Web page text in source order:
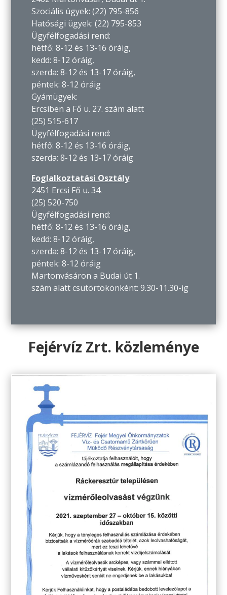
Szociális ügyek: (22) 795-856
Hatósági ügyek: (22) 795-853
Ügyfélfogadási rend:
hétfő: 8-12 és 13-16 óráig,
kedd: 8-12 óráig,
szerda: 8-12 és 13-17 óráig,
péntek: 8-12 óráig
Gyámügyek:
Ercsiben a Fő u. 27. szám alatt
(25) 515-617
Ügyfélfogadási rend:
hétfő: 8-12 és 13-16 óráig,
szerda: 8-12 és 13-17 óráig
Foglalkoztatási Osztály
2451 Ercsi Fő u. 34.
(25) 520-750
Ügyfélfogadási rend:
hétfő: 8-12 és 13-16 óráig,
kedd: 8-12 óráig,
szerda: 8-12 és 13-17 óráig,
péntek: 8-12 óráig
Martonvásáron a Budai út 1.
szám alatt csütörtökönként: 9.30-11.30-ig
Fejérvíz Zrt. közleménye